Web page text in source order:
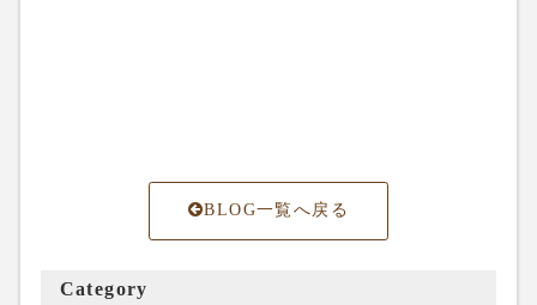
BLOG一覧へ戻る
Category